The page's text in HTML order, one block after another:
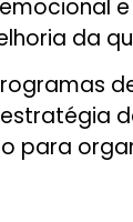
da
para